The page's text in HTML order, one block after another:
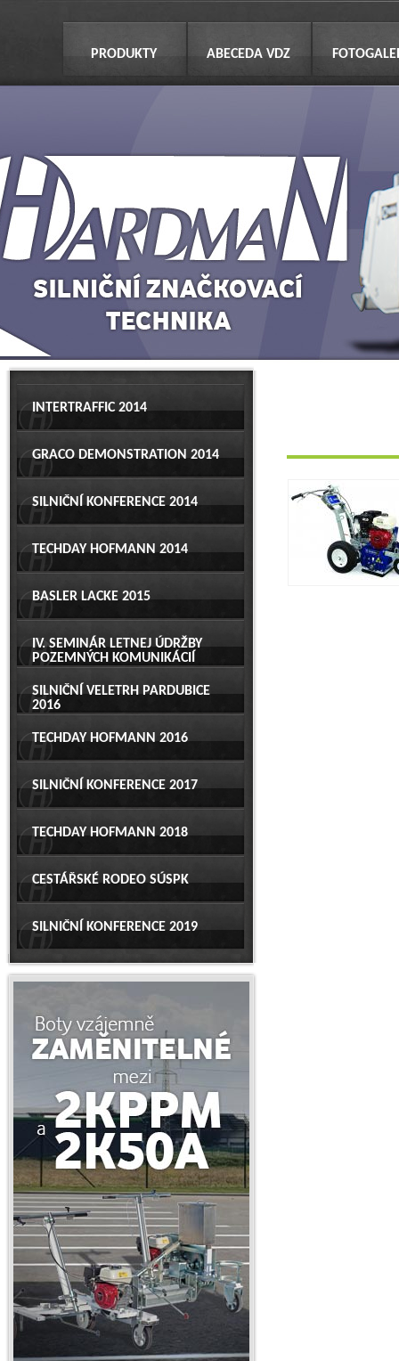
PRODUKTY ABECEDA VDZ
INTERTRAFFIC 2014
GRACO DEMONSTRATION 2014
SILNIČNÍ KONFERENCE 2014
TECHDAY HOFMANN 2014
BASLER LACKE 2015
IV. SEMINÁR LETNEJ ÚDRŽBY
POZEMNÝCH KOMUNIKÁCIÍ
SILNIČNÍ VELETRH PARDUBICE
2016
TECHDAY HOFMANN 2016
SILNIČNÍ KONFERENCE 2017
TECHDAY HOFMANN 2018
CESTÁŘSKÉ RODEO SÚSPK
SILNIČNÍ KONFERENCE 2019